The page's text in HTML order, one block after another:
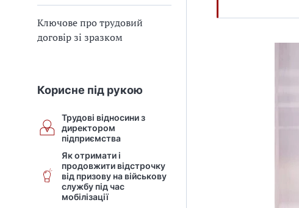
Ключове про трудовий
договір зі зразком
Корисне під рукою
Трудові відносини з
директором
підприємства
Як отримати і
продовжити відстрочку
від призову на військову
службу під час
мобілізації